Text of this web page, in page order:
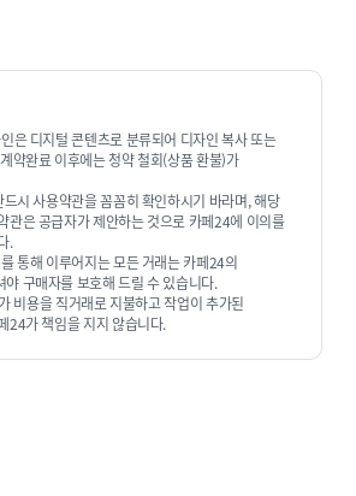
은 디지털 콘텐츠로 분류되어 디자인 복사 또는
약완료 이후에는 청약 철회(상품 환불)가
시 사용약관을 꼼꼼히 확인하시기 바라며, 해당
관은 공급자가 제안하는 것으로 카페24에 이의를
.
통해 이루어지는 모든 거래는 카페24의
야 구매자를 보호해 드릴 수 있습니다.
비용을 직거래로 지불하고 작업이 추가된
24가 책임을 지지 않습니다.